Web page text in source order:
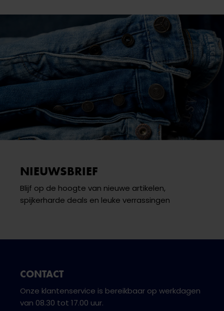
NIEUWSBRIEF
Blijf op de hoogte van nieuwe artikelen,
spijkerharde deals en leuke verrassingen
CONTACT
Onze klantenservice is bereikbaar op werkdagen
van 08.30 tot 17.00 uur.